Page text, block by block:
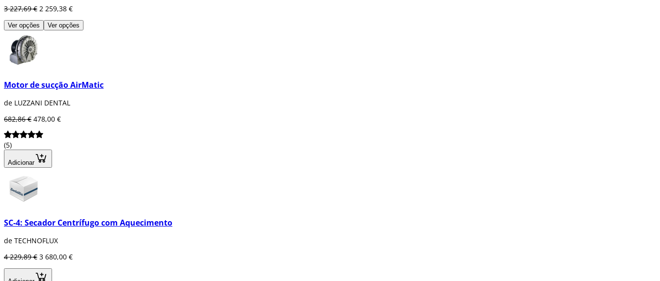
3 227,69 € 2 259,38 €
Ver opções Ver opções
Motor de sucção AirMatic
de LUZZANI DENTAL
682,86 € 478,00 €
(5)
Adicionar
SC-4: Secador Centrífugo com Aquecimento
de TECHNOFLUX
4 229,89 € 3 680,00 €